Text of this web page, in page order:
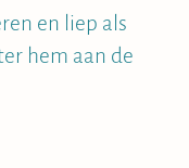
en liep als
hem aan de